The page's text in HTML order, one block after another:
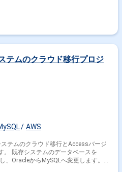
テムのクラウド移行プロジ
AWS
スを
、OracleからMySQLへ変更します。